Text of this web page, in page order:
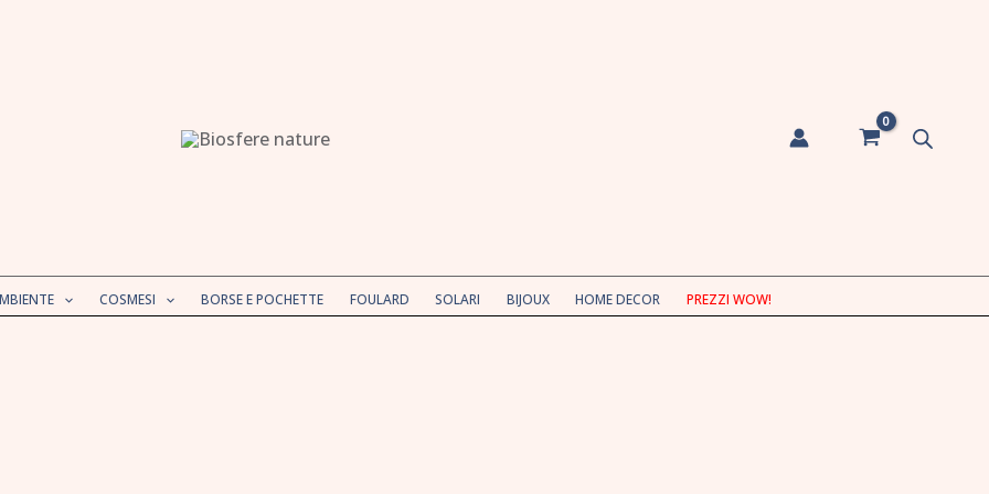
COSMESI BORSE E POCHETTE FOULARD SOLARI BIJOUX HOME DECOR PREZZI WOW!